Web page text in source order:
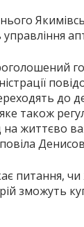
до
яке також
на життєво
питання, чи
зможуть